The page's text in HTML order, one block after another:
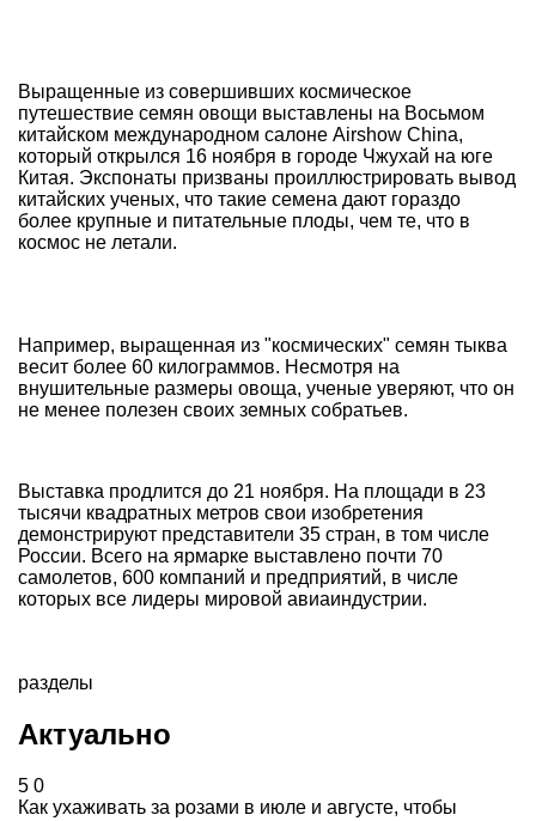
Выращенные из совершивших космическое
путешествие семян овощи выставлены на Восьмом
китайском международном салоне Airshow China,
который открылся 16 ноября в городе Чжухай на юге
Китая. Экспонаты призваны проиллюстрировать вывод
китайских ученых, что такие семена дают гораздо
более крупные и питательные плоды, чем те, что в
космос не летали.
Например, выращенная из "космических" семян тыква
весит более 60 килограммов. Несмотря на
внушительные размеры овоща, ученые уверяют, что он
не менее полезен своих земных собратьев.
Выставка продлится до 21 ноября. На площади в 23
тысячи квадратных метров свои изобретения
демонстрируют представители 35 стран, в том числе
России. Всего на ярмарке выставлено почти 70
самолетов, 600 компаний и предприятий, в числе
которых все лидеры мировой авиаиндустрии.
разделы
Актуально
5 0
Как ухаживать за розами в июле и августе, чтобы